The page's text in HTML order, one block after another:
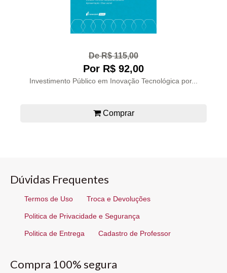
De R$ 115,00
Por R$ 92,00
Investimento Público em Inovação Tecnológica por...
Comprar
Dúvidas Frequentes
Termos de Uso Troca e Devoluções
Politica de Privacidade e Segurança
Politica de Entrega Cadastro de Professor
Compra 100% segura